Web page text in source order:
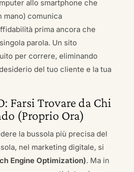
allo smartphone che
mano) comunica
prima ancora che
parola. Un sito
per correre, eliminando
del tuo cliente e la tua
Farsi Trovare da Chi
(Proprio Ora)
la bussola più precisa del
nel marketing digitale, si
Engine Optimization). Ma in